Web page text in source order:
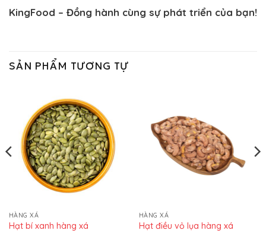
KingFood – Đồng hành cùng sự phát triển của bạn!
SẢN PHẨM TƯƠNG TỰ
HÀNG XÁ
Hạt bí xanh hàng xá
HÀNG XÁ
Hạt điều vỏ lụa hàng xá